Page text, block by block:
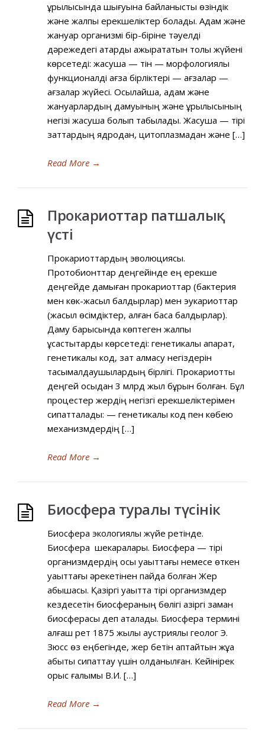
құрылысында шығуына байланысты өзіндік
және жалпы ерекшеліктер болады. Адам және
жануар организмі бір-біріне тәуелді
дәрежедегі қатарды ажырататын толық жүйені
көрсетеді: жасуша — тін — морфологиялық
функционалді ағза бірліктері — ағзалар —
ағзалар жүйесі. Осылайша, адам және
жануарлардың дамуының және құрылысының
негізі жасуша болып табылады. Жасуша — тірі
заттардың ядродан, цитоплазмадан және […]
Read More →
Прокариоттар патшалық
үсті
Прокариоттардың эволюциясы.
Протобионттар деңгейінде ең ерекше
деңгейде дамыған прокариоттар (бактерия
мен көк-жасыл балдырлар) мен эукариоттар
(жасыл өсімдіктер, қалған басқа балдырлар).
Даму барысында көптеген жалпы
ұқсастықтарды көрсетеді: генетикалық ақпарат,
генетикалық код, зат алмасу негіздерін
тасымалдаушылардың бірлігі. Прокариоттық
деңгей осыдан 3 млрд жыл бұрын болған. Бұл
процестер жердің негізгі ерекшеліктерімен
сипатталады: — генетикалық код пен көбею
механизмдердің […]
Read More →
Биосфера туралы түсінік
Биосфера экологиялық жүйе ретінде.
Биосфера шекаралары. Биосфера — тірі
организмдердің осы уақыттағы немесе өткен
уақыттағы әрекетінен пайда болған Жер
қабықшасы. Қазіргі уақытта тірі организмдер
кездесетін биосфераның бөлігі қазіргі заман
биосферасы деп аталады. Биосфера термині
алғаш рет 1875 жылы аустриялық геолог Э.
Зюсс өз еңбегінде, жер бетін қаптайтын жұқа
қабықты сипаттау үшін қолданылған. Кейінірек
орыс ғалымы В.И. […]
Read More →